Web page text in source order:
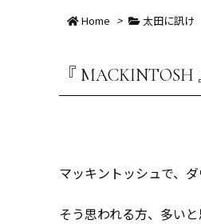
Home > 太田に訊け
『
マッキントッシュで、ダ
そう思われる方、多いと